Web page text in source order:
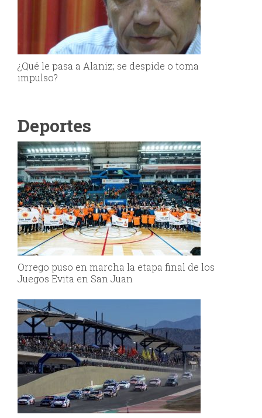
¿Qué le pasa a Alaniz; se despide o toma
impulso?
Deportes
Orrego puso en marcha la etapa final de los
Juegos Evita en San Juan